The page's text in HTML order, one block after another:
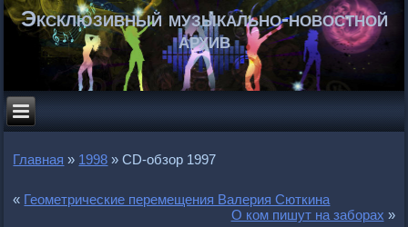
Эксклюзивный музыкально-новостной
архив
Главная » 1998 »СD-обзор 1997
« Геометрические перемещения Валерия Сюткина
О ком пишут на заборах »